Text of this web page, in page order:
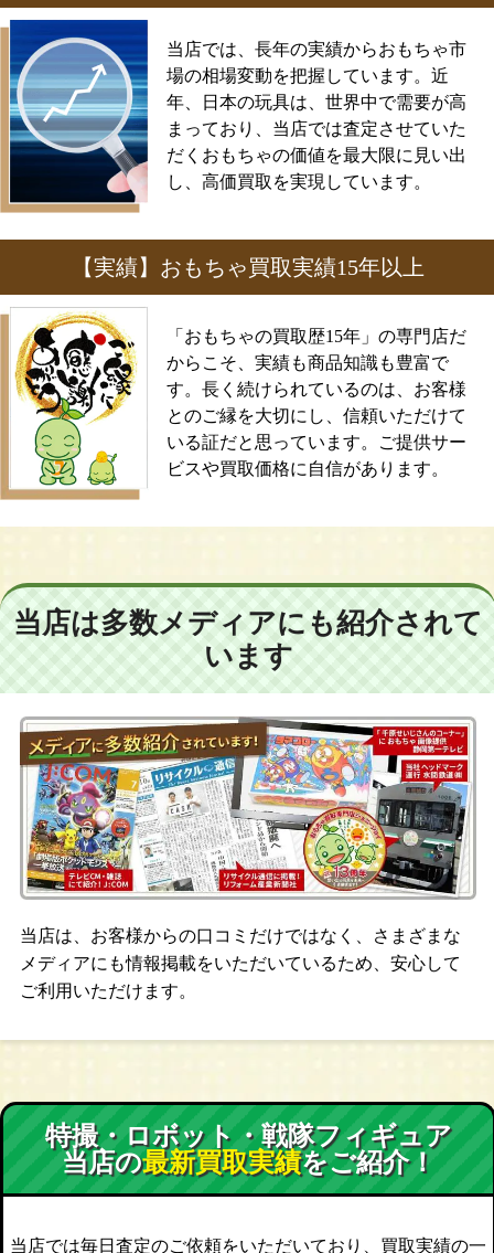
当店では、長年の実績からおもちゃ市
場の相場変動を把握しています。近
年、日本の玩具は、世界中で需要が高
まっており、当店では査定させていた
だくおもちゃの価値を最大限に見い出
し、高価買取を実現しています。
【実績】おもちゃ買取実績15年以上
「おもちゃの買取歴15年」の専門店だ
からこそ、実績も商品知識も豊富で
す。長く続けられているのは、お客様
とのご縁を大切にし、信頼いただけて
いる証だと思っています。ご提供サー
ビスや買取価格に自信があります。
当店は多数メディアにも紹介されて
います
当店は、お客様からの口コミだけではなく、さまざまな
メディアにも情報掲載をいただいているため、安心して
ご利用いただけます。
特撮・ロボット・戦隊フィギュア
当店の最新買取実績をご紹介！
当店では毎日査定のご依頼をいただいており、買取実績の一